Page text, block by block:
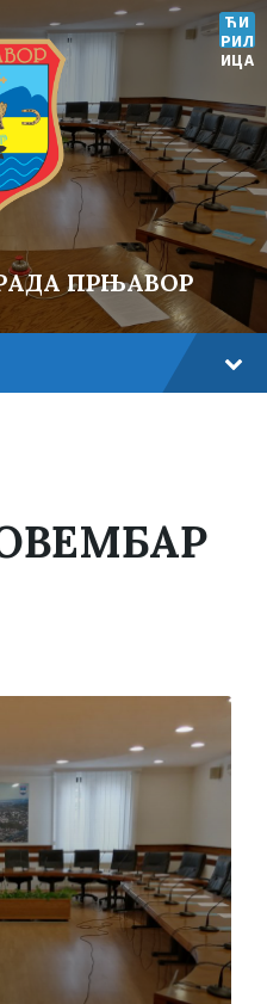
ЋИ
РИЛ
ИЦА
ПРЊАВОР